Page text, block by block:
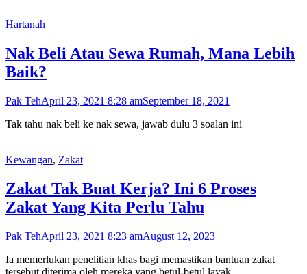
Hartanah
Nak Beli Atau Sewa Rumah, Mana Lebih
Baik?
Pak TehApril 23, 2021 8:28 amSeptember 18, 2021
Tak tahu nak beli ke nak sewa, jawab dulu 3 soalan ini
Kewangan, Zakat
Zakat Tak Buat Kerja? Ini 6 Proses
Zakat Yang Kita Perlu Tahu
Pak TehApril 23, 2021 8:23 amAugust 12, 2023
Ia memerlukan penelitian khas bagi memastikan bantuan zakat
tersebut diterima oleh mereka yang betul-betul layak